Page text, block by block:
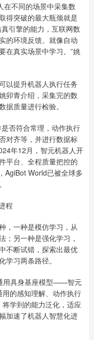
不同的场景中采集数
得突破的最大瓶颈就是
引擎的能力，互联网数
的环境反馈。就像自动
在真实场景中学习。”姚
提升机器人执行任务
卯青介绍，采集完的数
质量进行检验。
否符合常理，动作执行
对齐等，并进行数据标
年12月，智元机器人开
平台、全程质量把控的
AgiBot World已被全球多
程
一种是模仿学习，从
；另一种是强化学习，
不断试错，探索出最优
习两条路径。
具身基座模型——智元
的感知理解、动作执行
学到的能力泛化，适应
加速了机器人智慧化进